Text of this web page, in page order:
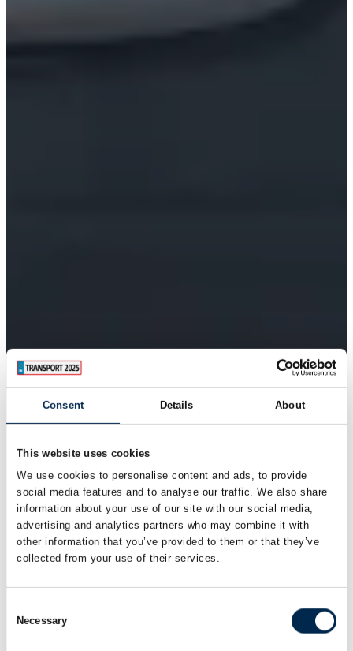
Consent Details About
This website uses cookies
We use cookies to personalise content and ads, to provide
social media features and to analyse our traffic. We also share
information about your use of our site with our social media,
advertising and analytics partners who may combine it with
other information that you’ve provided to them or that they’ve
collected from your use of their services.
Selection
Necessary